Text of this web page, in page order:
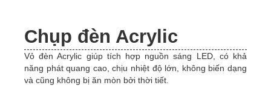
Chụp đèn Acrylic
Vỏ đèn Acrylic giúp tích hợp nguồn sáng LED, có khả
năng phát quang cao, chịu nhiệt độ lớn, không biến dạng
và cũng không bị ăn mòn bởi thời tiết.